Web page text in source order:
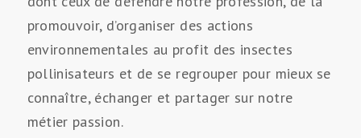
promouvoir, d’organiser des actions
environnementales au profit des insectes
pollinisateurs et de se regrouper pour mieux se
connaître, échanger et partager sur notre
métier passion.